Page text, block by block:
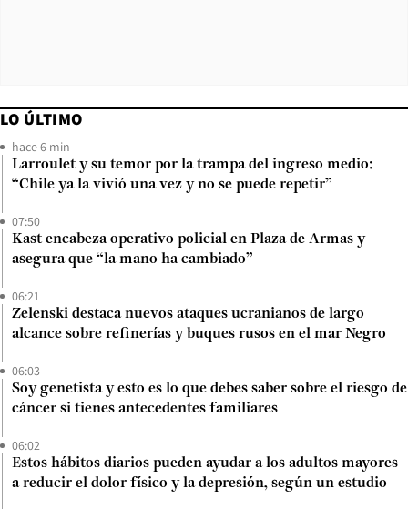
LO ÚLTIMO
hace 6 min
Larroulet y su temor por la trampa del ingreso medio:
“Chile ya la vivió una vez y no se puede repetir”
07:50
Kast encabeza operativo policial en Plaza de Armas y
asegura que “la mano ha cambiado”
06:21
Zelenski destaca nuevos ataques ucranianos de largo
alcance sobre refinerías y buques rusos en el mar Negro
06:03
Soy genetista y esto es lo que debes saber sobre el riesgo de
cáncer si tienes antecedentes familiares
06:02
Estos hábitos diarios pueden ayudar a los adultos mayores
a reducir el dolor físico y la depresión, según un estudio